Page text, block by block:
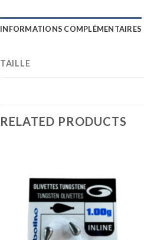
INFORMATIONS COMPLÉMENTAIRES
TAILLE
RELATED PRODUCTS